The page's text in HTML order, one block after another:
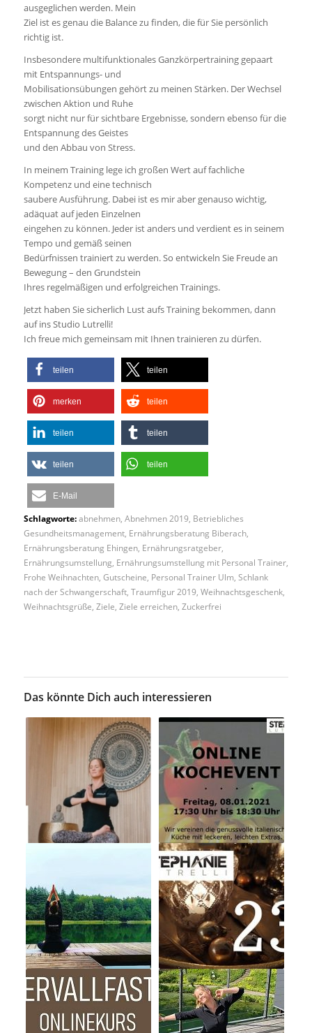
ausgeglichen werden. Mein
Ziel ist es genau die Balance zu finden, die für Sie persönlich
richtig ist.
Insbesondere multifunktionales Ganzkörpertraining gepaart
mit Entspannungs- und
Mobilisationsübungen gehört zu meinen Stärken. Der Wechsel
zwischen Aktion und Ruhe
sorgt nicht nur für sichtbare Ergebnisse, sondern ebenso für die
Entspannung des Geistes
und den Abbau von Stress.
In meinem Training lege ich großen Wert auf fachliche
Kompetenz und eine technisch
saubere Ausführung. Dabei ist es mir aber genauso wichtig,
adäquat auf jeden Einzelnen
eingehen zu können. Jeder ist anders und verdient es in seinem
Tempo und gemäß seinen
Bedürfnissen trainiert zu werden. So entwickeln Sie Freude an
Bewegung – den Grundstein
Ihres regelmäßigen und erfolgreichen Trainings.
Jetzt haben Sie sicherlich Lust aufs Training bekommen, dann
auf ins Studio Lutrelli!
Ich freue mich gemeinsam mit Ihnen trainieren zu dürfen.
teilen teilen
merken teilen
teilen teilen
teilen teilen
E-Mail
Schlagworte: abnehmen, Abnehmen 2019 Betriebliches
Gesundheitsmanagement, Ernährungsberatung Biberach,
Ernährungsberatung Ehingen, Ernährungsratgeber,
Ernährungsumstellung Ernährungsumstellung mit Personal Trainer,
Frohe Weihnachten, Gutscheine Personal Trainer Ulm Schlank
nach der Schwangerschaft, Traumfigur 2019 Weihnachtsgeschenk,
Weihnachtsgrüße Ziele Ziele erreichen, Zuckerfrei
Das könnte Dich auch interessieren